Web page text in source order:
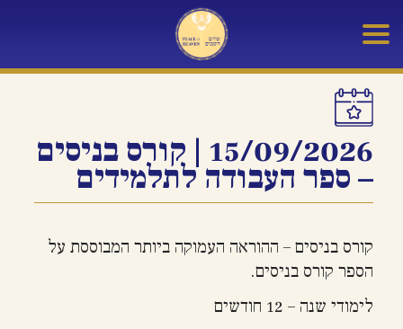
15/09/2026 | קורס בניסים
– ספר העבודה לתלמידים
קורס בניסים – ההוראה העמוקה ביותר המבוססת על
הספר קורס בניסים.
לימודי שנה – 12 חודשים